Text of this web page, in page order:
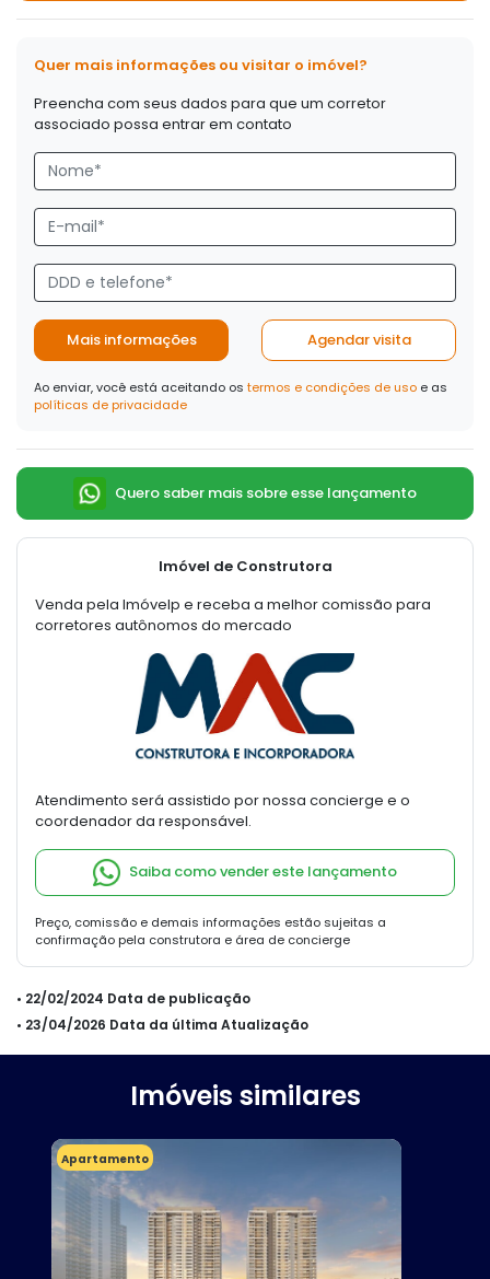
Quer mais informações ou visitar o imóvel?
Preencha com seus dados para que um corretor
associado possa entrar em contato
Mais informações Agendar visita
Ao enviar, você está aceitando os termos e condições de uso e as
políticas de privacidade
Quero saber mais sobre esse lançamento
Imóvel de Construtora
Venda pela Imóvelp e receba a melhor comissão para
corretores autônomos do mercado
Atendimento será assistido por nossa concierge e o
coordenador da responsável.
Saiba como vender este lançamento
Preço, comissão e demais informações estão sujeitas a
confirmação pela construtora e área de concierge
• 22/02/2024 Data de publicação
• 23/04/2026 Data da última Atualização
Imóveis similares
Apartamento